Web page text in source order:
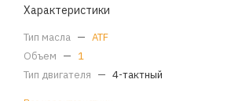
Характеристики
Тип масла — ATF
Объем — 1
Тип двигателя — 4-тактный